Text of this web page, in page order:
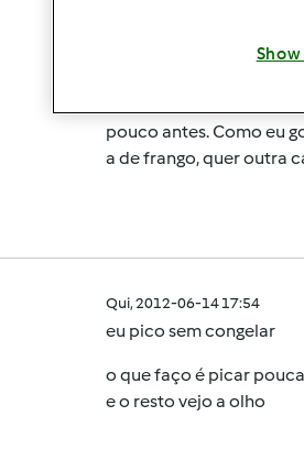
Hoje vi uma receita de
pouco antes. Como eu
a de frango, quer outra
Qui, 2012-06-14 17:54
eu pico sem congelar
o que faço é picar
e o resto vejo a olho